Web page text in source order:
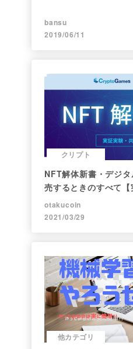
bansu
2019/06/11
クリプト
NFT解体新書・デジ
売するときのすべて
ト】
otakucoin
2021/03/29
他カテゴリ